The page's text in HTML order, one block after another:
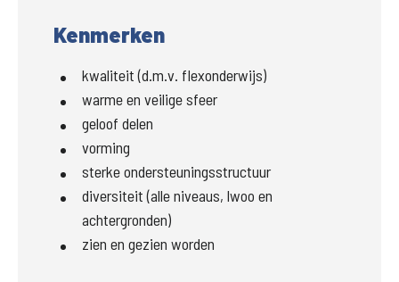
Kenmerken
kwaliteit (d.m.v. flexonderwijs)
warme en veilige sfeer
geloof delen
vorming
sterke ondersteuningsstructuur
diversiteit (alle niveaus, lwoo en
achtergronden)
zien en gezien worden